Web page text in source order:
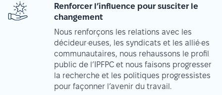
Renforcer l’influence pour susciter le
changement
Nous renforçons les relations avec les
décideur·euses, les syndicats et les allié·es
communautaires, nous rehaussons le profil
public de l’IPFPC et nous faisons progresser
la recherche et les politiques progressistes
pour façonner l’avenir du travail.